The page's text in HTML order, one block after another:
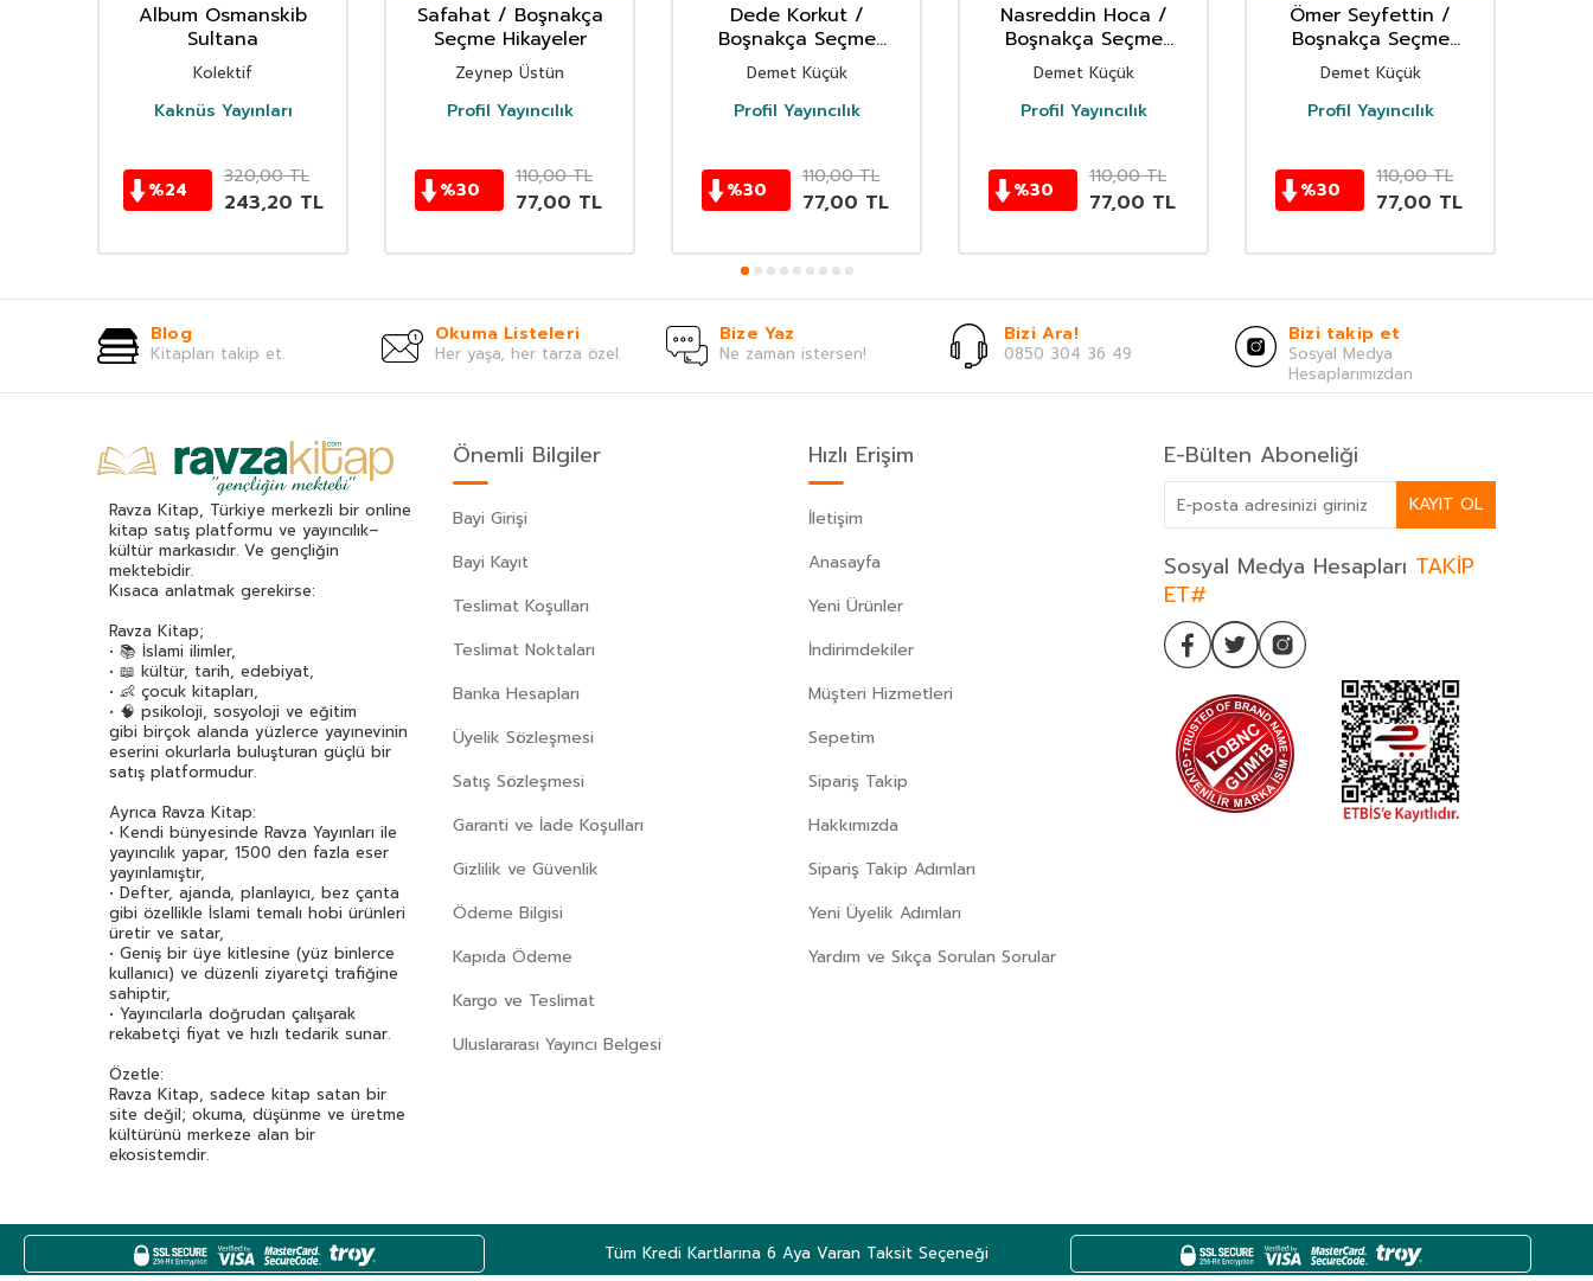
Album Osmanskib
Sultana
Kolektif
Kaknüs Yayınları
%24
320,00TL
243,20 TL
Safahat / Boşnakça
Seçme Hikayeler
Zeynep Üstün
Profil Yayıncılık
%30
110,00TL
77,00 TL
Dede Korkut /
Boşnakça Seçme
Hikayeler
Demet Küçük
Profil Yayıncılık
%30
110,00TL
77,00 TL
Nasreddin Hoca /
Boşnakça Seçme
Hikayeler
Demet Küçük
Profil Yayıncılık
%30
110,00TL
77,00 TL
Ömer Seyfettin /
Boşnakça Seçme
Hikayeler
Demet Küçük
Profil Yayıncılık
%30
110,00TL
77,00 TL
Blog
Kitapları takip et.
Okuma Listeleri
Her yaşa, her tarza özel.
Bize Yaz
Ne zaman istersen!
Bizi Ara!
0850 304 36 49
Bizi takip et
Sosyal Medya
Hesaplarımızdan
Ravza Kitap, Türkiye merkezli bir online
kitap satış platformu ve yayıncılık–
kültür markasıdır. Ve gençliğin
mektebidir.
Kısaca anlatmak gerekirse:
Ravza Kitap;
• 📚 İslami ilimler,
• 📖 kültür, tarih, edebiyat,
• 👶 çocuk kitapları,
• 🧠 psikoloji, sosyoloji ve eğitim
gibi birçok alanda yüzlerce yayınevinin
eserini okurlarla buluşturan güçlü bir
satış platformudur.
Ayrıca Ravza Kitap:
• Kendi bünyesinde Ravza Yayınları ile
yayıncılık yapar, 1500 den fazla eser
yayınlamıştır,
• Defter, ajanda, planlayıcı, bez çanta
gibi özellikle İslami temalı hobi ürünleri
üretir ve satar,
• Geniş bir üye kitlesine (yüz binlerce
kullanıcı) ve düzenli ziyaretçi trafiğine
sahiptir,
• Yayıncılarla doğrudan çalışarak
rekabetçi fiyat ve hızlı tedarik sunar.
Özetle:
Ravza Kitap, sadece kitap satan bir
site değil; okuma, düşünme ve üretme
kültürünü merkeze alan bir
ekosistemdir.
Önemli Bilgiler
Bayi Girişi
Bayi Kayıt
Teslimat Koşulları
Teslimat Noktaları
Banka Hesapları
Üyelik Sözleşmesi
Satış Sözleşmesi
Garanti ve İade Koşulları
Gizlilik ve Güvenlik
Ödeme Bilgisi
Kapıda Ödeme
Kargo ve Teslimat
Uluslararası Yayıncı Belgesi
Hızlı Erişim
İletişim
Anasayfa
Yeni Ürünler
İndirimdekiler
Müşteri Hizmetleri
Sepetim
Sipariş Takip
Hakkımızda
Sipariş Takip Adımları
Yeni Üyelik Adımları
Yardım ve Sıkça Sorulan Sorular
E-Bülten Aboneliği
KAYIT OL
Sosyal Medya Hesapları TAKİP
ET#
Tüm Kredi Kartlarına 6 Aya Varan Taksit Seçeneği